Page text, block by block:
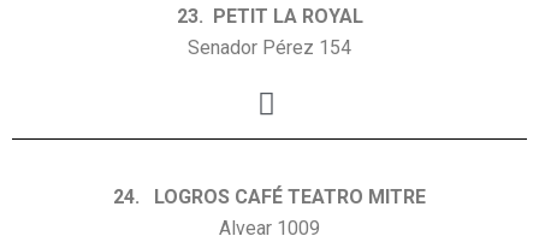
23. PETIT LA ROYAL
Senador Pérez 154
24. LOGROS CAFÉ TEATRO MITRE
Alvear 1009